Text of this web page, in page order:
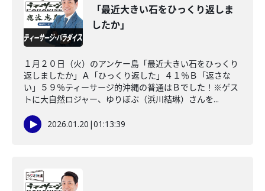
「最近大きい石をひっくり返しま
したか」
１月２０日（火）のアンケー島「最近大きい石をひっくり
返しましたか」Ａ「ひっくり返した」４１％Ｂ「返さな
い」５９％ティーサージ的沖縄の普通はＢでした！※ゲス
トに大自然ロジャー、ゆりぼぶ（浜川結琳）さんを...
2026.01.20 |01:13:39